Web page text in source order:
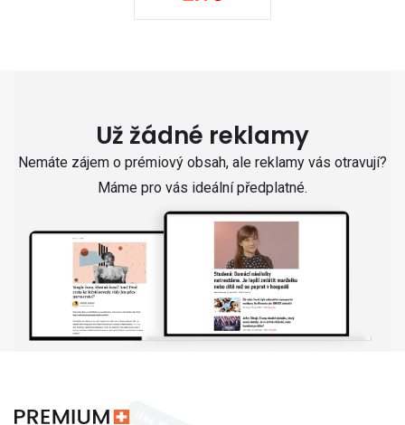
Už žádné reklamy
Nemáte zájem o prémiový obsah, ale reklamy vás otravují?
Máme pro vás ideální předplatné.